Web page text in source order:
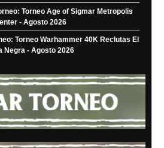
Torneo Age of Sigmar Metropolis
- Agosto 2026
Torneo Warhammer 40K Reclutas El
Negra - Agosto 2026